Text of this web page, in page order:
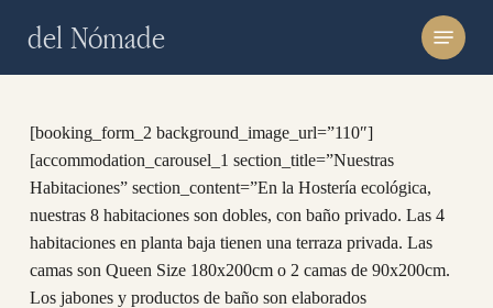
del Nómade Menu
[booking_form_2 background_image_url=”110″]
[accommodation_carousel_1 section_title=”Nuestras
Habitaciones” section_content=”En la Hostería ecológica,
nuestras 8 habitaciones son dobles, con baño privado. Las 4
habitaciones en planta baja tienen una terraza privada. Las
camas son Queen Size 180x200cm o 2 camas de 90x200cm.
Los jabones y productos de baño son elaborados